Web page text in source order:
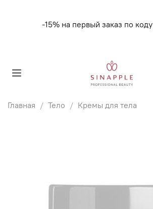
-15% на первый заказ по коду
Главная Тело Кремы для тела